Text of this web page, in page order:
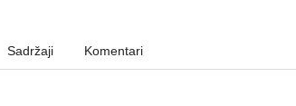
Sadržaji Komentari